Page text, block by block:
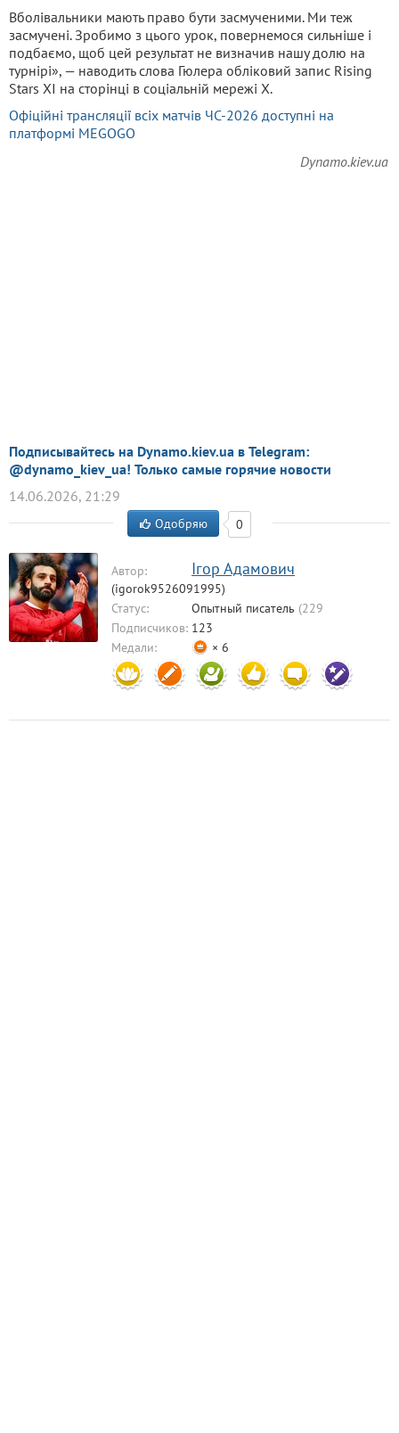
Вболівальники мають право бути засмученими. Ми теж
засмучені. Зробимо з цього урок, повернемося сильніше і
подбаємо, щоб цей результат не визначив нашу долю на
турнірі», — наводить слова Гюлера обліковий запис Rising
Stars XI на сторінці в соціальній мережі X.
Офіційні трансляції всіх матчів ЧС-2026 доступні на
платформі MEGOGO
Dynamo.kiev.ua
Подписывайтесь на Dynamo.kiev.ua в Telegram:
@dynamo_kiev_ua! Только самые горячие новости
14.06.2026, 21:29
Одобряю 0
Автор: Ігор Адамович
(igorok9526091995)
Статус:
Опытный писатель (229
комментариев)
Подписчиков: 123
Медали:
× 6